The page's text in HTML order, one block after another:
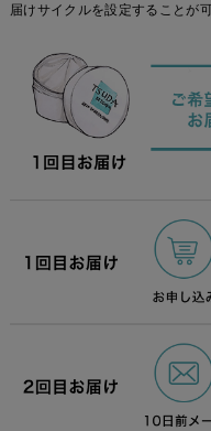
届けサイクルを設定することが可